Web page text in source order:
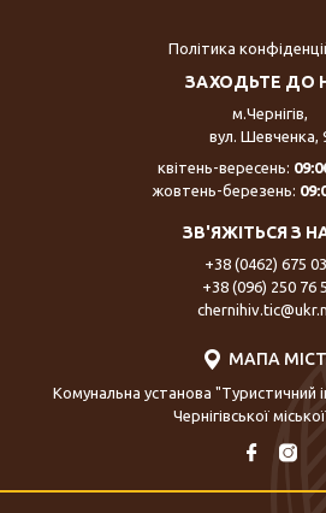
Політика
Комунальна установа "Туристичний
Чернігівської
ЗАХОДЬТЕ ДО
м.Чернігів,
вул. Шевченка,
квітень-вересень:
жовтень-березень:
ЗВ'ЯЖІТЬСЯ З
+38 (0462) 675
+38 (096) 250 76
МАПА